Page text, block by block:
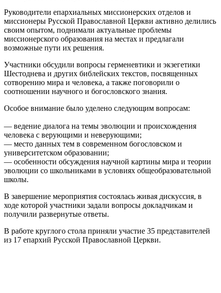
Руководители епархиальных миссионерских отделов и
миссионеры Русской Православной Церкви активно делились
своим опытом, поднимали актуальные проблемы
миссионерского образования на местах и предлагали
возможные пути их решения.
Участники обсудили вопросы герменевтики и экзегетики
Шестоднева и других библейских текстов, посвященных
сотворению мира и человека, а также поговорили о
соотношении научного и богословского знания.
Особое внимание было уделено следующим вопросам:
— ведение диалога на темы эволюции и происхождения
человека с верующими и неверующими;
— место данных тем в современном богословском и
университетском образовании;
— особенности обсуждения научной картины мира и теории
эволюции со школьниками в условиях общеобразовательной
школы.
В завершение мероприятия состоялась живая дискуссия, в
ходе которой участники задали вопросы докладчикам и
получили развернутые ответы.
В работе круглого стола приняли участие 35 представителей
из 17 епархий Русской Православной Церкви.